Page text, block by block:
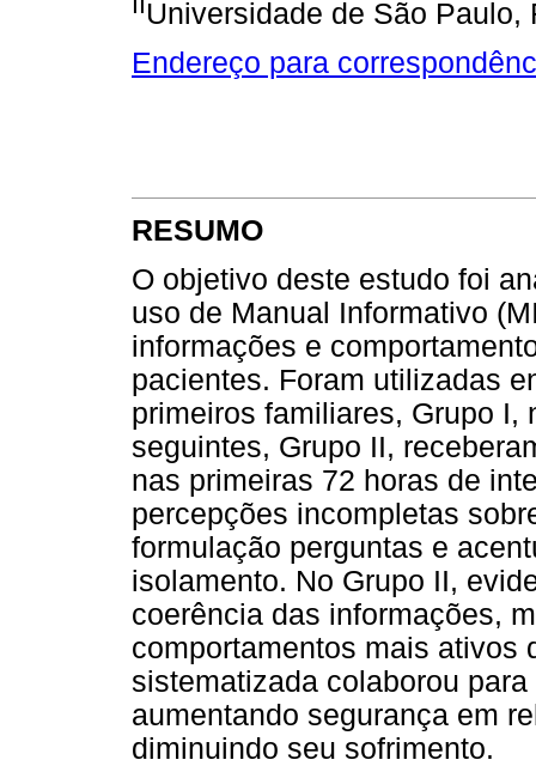
Universidade de São Paulo,
Endereço para
RESUMO
O objetivo deste estudo foi
uso de Manual Informativo
informações e
pacientes. Foram utilizadas
primeiros familiares, Grupo I,
seguintes, Grupo II,
nas primeiras 72 horas de
percepções incompletas
formulação perguntas e
isolamento. No Grupo II,
coerência das informações,
comportamentos mais ativos
sistematizada colaborou
aumentando segurança em
diminuindo seu sofrimento.